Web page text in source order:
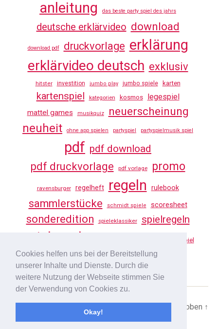
Cookies helfen uns bei der Bereitstellung
unserer Inhalte und Dienste. Durch die
weitere Nutzung der Webseite stimmen Sie
der Verwendung von Cookies zu.
Okay!
anleitung das beste party spiel des jahrs
deutsche erklärvideo download
download pdf druckvorlage erklärung
erklärvideo deutsch exklusiv
hitster investition jumbo play jumbo spiele karten
kartenspiel kategorien kosmos legespiel
mattel games musikquiz neuerscheinung
neuheit ohne app spielen partyspiel partyspielmusik spiel
pdf pdf download
pdf druckvorlage pdf vorlage promo
ravensburger regelheft regeln rulebook
sammlerstücke schmidt spiele scoresheet
sonderedition spieleklassiker spielregeln
spielregeln tv würfelspiel
youtube
DATENSCHUTZ
Nach oben ↑